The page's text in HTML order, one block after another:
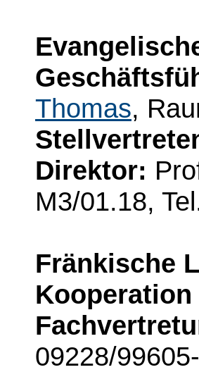
Thomas,
Direktor:
M3/01.18,
Fränkische
09228/